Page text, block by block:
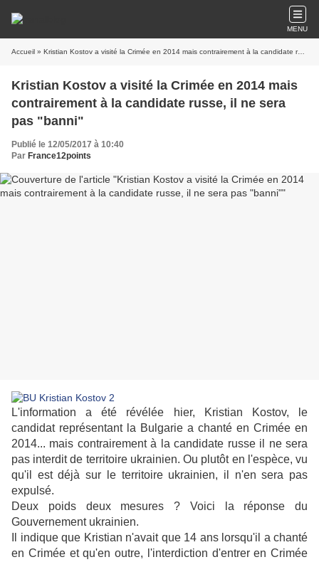
MENU
Accueil » Kristian Kostov a visité la Crimée en 2014 mais contrairement à la candidate russe, il ne sera pas "banni"
Kristian Kostov a visité la Crimée en 2014 mais
contrairement à la candidate russe, il ne sera
pas "banni"
Publié le 12/05/2017 à 10:40
Par France12points
L'information a été révélée hier, Kristian Kostov, le
candidat représentant la Bulgarie a chanté en Crimée en
2014... mais contrairement à la candidate russe il ne sera
pas interdit de territoire ukrainien. Ou plutôt en l'espèce, vu
qu'il est déjà sur le territoire ukrainien, il n'en sera pas
expulsé.
Deux poids deux mesures ? Voici la réponse du
Gouvernement ukrainien.
Il indique que Kristian n'avait que 14 ans lorsqu'il a chanté
en Crimée et qu'en outre, l'interdiction d'entrer en Crimée